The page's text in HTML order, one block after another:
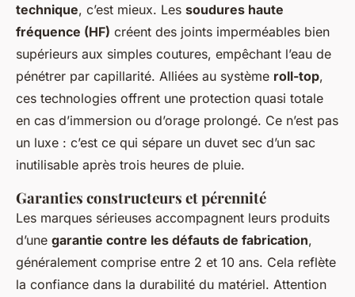
technique, c’est mieux. Les soudures haute
fréquence (HF) créent des joints imperméables bien
supérieurs aux simples coutures, empêchant l’eau de
pénétrer par capillarité. Alliées au système roll-top,
ces technologies offrent une protection quasi totale
en cas d’immersion ou d’orage prolongé. Ce n’est pas
un luxe : c’est ce qui sépare un duvet sec d’un sac
inutilisable après trois heures de pluie.
Garanties constructeurs et pérennité
Les marques sérieuses accompagnent leurs produits
d’une garantie contre les défauts de fabrication,
généralement comprise entre 2 et 10 ans. Cela reflète
la confiance dans la durabilité du matériel. Attention